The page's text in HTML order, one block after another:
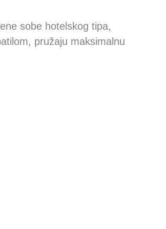
sobe hotelskog tipa,
pružaju maksimalnu